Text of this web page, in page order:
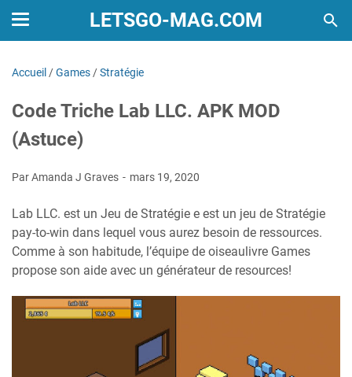
LETSGO-MAG.COM
Accueil /Games /Stratégie
Code Triche Lab LLC. APK MOD
(Astuce)
Par Amanda J Graves mars 19, 2020
Lab LLC. est un Jeu de Stratégie e est un jeu de Stratégie
pay-to-win dans lequel vous aurez besoin de ressources.
Comme à son habitude, l’équipe de oiseaulivre Games
propose son aide avec un générateur de resources!